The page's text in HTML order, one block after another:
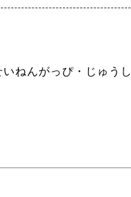
ねんがっぴ・じゅう